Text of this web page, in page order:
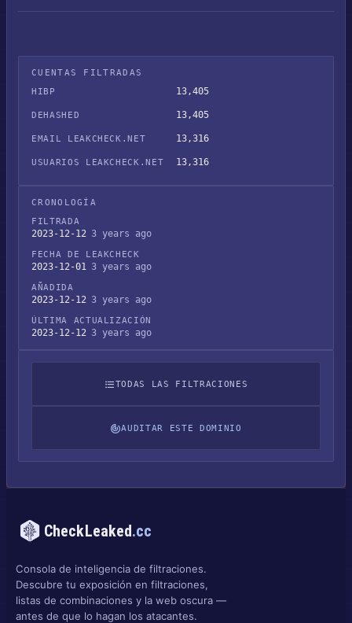
CUENTAS FILTRADAS
HIBP
13,405
DEHASHED 13,405
EMAIL LEAKCHECK.NET 13,316
USUARIOS LEAKCHECK.NET 13,316
CRONOLOGÍA
FILTRADA
2023-12-12 3 years ago
FECHA DE LEAKCHECK
2023-12-01 3 years ago
AÑADIDA
2023-12-12 3 years ago
ÚLTIMA ACTUALIZACIÓN
2023-12-12 3 years ago
TODAS LAS FILTRACIONES
AUDITAR ESTE DOMINIO
CheckLeaked.cc
Consola de inteligencia de filtraciones.
Descubre tu exposición en filtraciones,
listas de combinaciones y la web oscura —
antes de que lo hagan los atacantes.